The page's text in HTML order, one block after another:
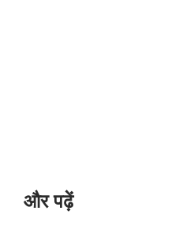
और पढ़ें